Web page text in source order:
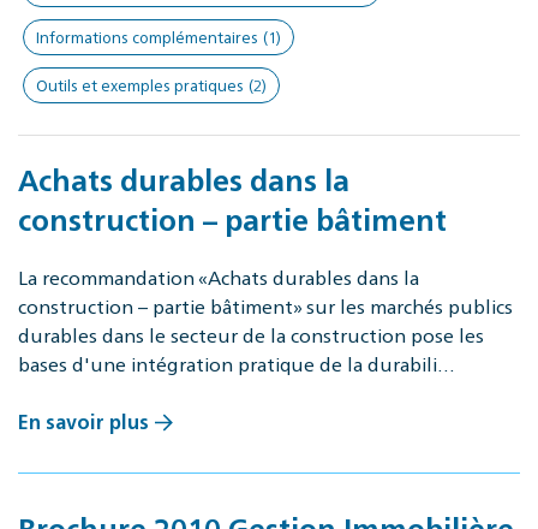
Informations complémentaires (1)
Outils et exemples pratiques (2)
Achats durables dans la
construction – partie bâtiment
La recommandation «Achats durables dans la
construction – partie bâtiment» sur les marchés publics
durables dans le secteur de la construction pose les
bases d'une intégration pratique de la durabili…
En savoir plus